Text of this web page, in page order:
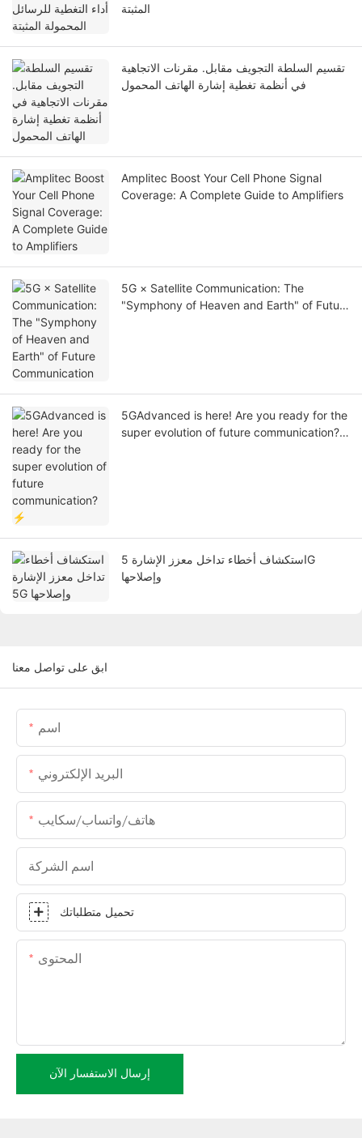
المثبتة
تقسيم السلطة التجويف مقابل. مقرنات الاتجاهية
في أنظمة تغطية إشارة الهاتف المحمول
Amplitec Boost Your Cell Phone Signal
Coverage: A Complete Guide to Amplifiers
5G × Satellite Communication: The
"Symphony of Heaven and Earth" of Future
5GAdvanced is here! Are you ready for the
super evolution of future communication?
استكشاف أخطاء تداخل معزز الإشارة 5G
وإصلاحها
ابق على تواصل معنا
اسم
البريد الإلكتروني
هاتف/واتساب/سكايب
اسم الشركة
تحميل متطلباتك
المحتوى
إرسال الاستفسار الآن